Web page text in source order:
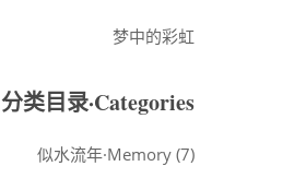
梦中的彩虹
分类目录·Categories
似水流年·Memory (7)